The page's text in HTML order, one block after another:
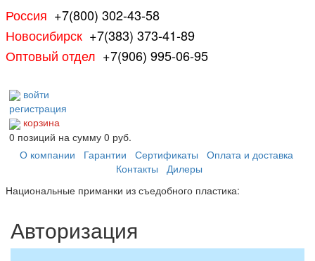
Россия +7(800) 302-43-58
Новосибирск +7(383) 373-41-89
Оптовый отдел +7(906) 995-06-95
войти
регистрация
корзина
0 позиций на сумму 0 руб.
О компании
Гарантии Сертификаты
Оплата и доставка
Контакты
Дилеры
Национальные приманки из съедобного пластика:
Авторизация